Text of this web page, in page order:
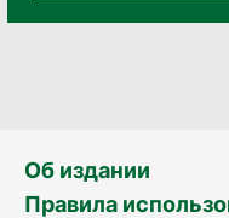
Об издании
Правила